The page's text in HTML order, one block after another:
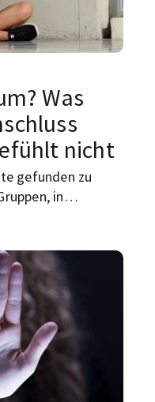
Was
nicht
gefunden zu
in
Statist im
Studium fühlt sich
nach außen so
dir an, dass du
geredet